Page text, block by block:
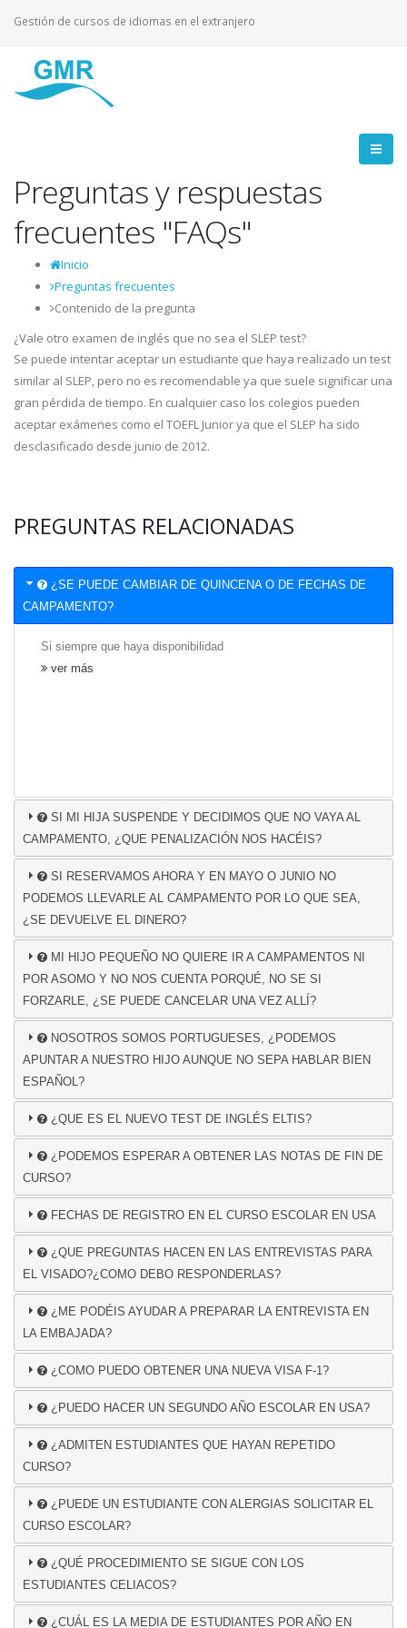
Gestión de cursos de idiomas en el extranjero
Preguntas y respuestas
frecuentes "FAQs"
Inicio
Preguntas frecuentes
Contenido de la pregunta
¿Vale otro examen de inglés que no sea el SLEP test?
Se puede intentar aceptar un estudiante que haya realizado un test
similar al SLEP, pero no es recomendable ya que suele significar una
gran pérdida de tiempo. En cualquier caso los colegios pueden
aceptar exámenes como el TOEFL Junior ya que el SLEP ha sido
desclasificado desde junio de 2012.
PREGUNTAS RELACIONADAS
¿SE PUEDE CAMBIAR DE QUINCENA O DE FECHAS DE
CAMPAMENTO?
Si siempre que haya disponibilidad
ver más
SI MI HIJA SUSPENDE Y DECIDIMOS QUE NO VAYA AL
CAMPAMENTO, ¿QUE PENALIZACIÓN NOS HACÉIS?
SI RESERVAMOS AHORA Y EN MAYO O JUNIO NO
PODEMOS LLEVARLE AL CAMPAMENTO POR LO QUE SEA,
¿SE DEVUELVE EL DINERO?
MI HIJO PEQUEÑO NO QUIERE IR A CAMPAMENTOS NI
POR ASOMO Y NO NOS CUENTA PORQUÉ, NO SE SI
FORZARLE, ¿SE PUEDE CANCELAR UNA VEZ ALLÍ?
NOSOTROS SOMOS PORTUGUESES, ¿PODEMOS
APUNTAR A NUESTRO HIJO AUNQUE NO SEPA HABLAR BIEN
ESPAÑOL?
¿QUE ES EL NUEVO TEST DE INGLÉS ELTIS?
¿PODEMOS ESPERAR A OBTENER LAS NOTAS DE FIN DE
CURSO?
FECHAS DE REGISTRO EN EL CURSO ESCOLAR EN USA
¿QUE PREGUNTAS HACEN EN LAS ENTREVISTAS PARA
EL VISADO?¿COMO DEBO RESPONDERLAS?
¿ME PODÉIS AYUDAR A PREPARAR LA ENTREVISTA EN
LA EMBAJADA?
¿COMO PUEDO OBTENER UNA NUEVA VISA F-1?
¿PUEDO HACER UN SEGUNDO AÑO ESCOLAR EN USA?
¿ADMITEN ESTUDIANTES QUE HAYAN REPETIDO
CURSO?
¿PUEDE UN ESTUDIANTE CON ALERGIAS SOLICITAR EL
CURSO ESCOLAR?
¿QUÉ PROCEDIMIENTO SE SIGUE CON LOS
ESTUDIANTES CELIACOS?
¿CUÁL ES LA MEDIA DE ESTUDIANTES POR AÑO EN